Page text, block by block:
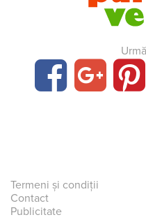
Termeni și condiții
Contact
Publicitate